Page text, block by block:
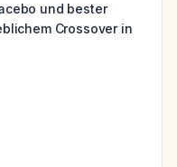
und bester
Crossover in